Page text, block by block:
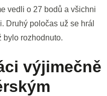
vedli o 27 bodů a všichni
Druhý poločas už se hrál
bylo rozhodnuto.
výjimečně